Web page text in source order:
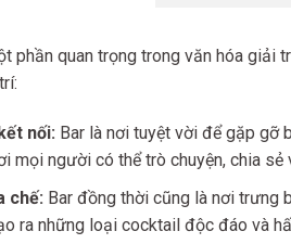
phần quan trọng trong văn hóa
nối: Bar là nơi tuyệt vời để gặp gỡ
mọi người có thể trò chuyện, chia sẻ
chế: Bar đồng thời cũng là nơi trưng
ra những loại cocktail độc đáo và